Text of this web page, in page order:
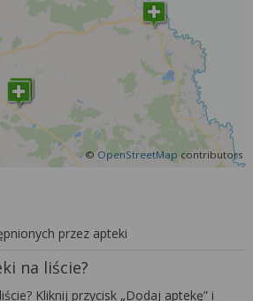
© OpenStreetMap contributors
przez apteki
na liście?
Kliknij przycisk „Dodaj aptekę” i